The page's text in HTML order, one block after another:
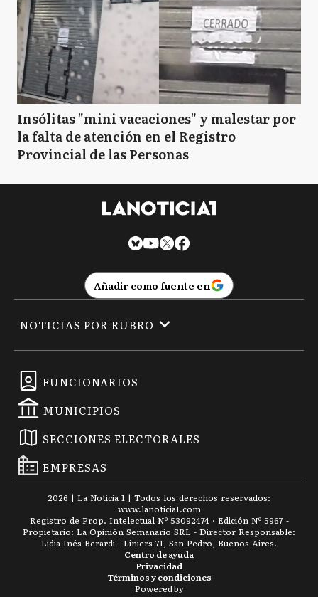
Insólitas "mini vacaciones" y malestar por
la falta de atención en el Registro
Provincial de las Personas
Añadir como fuente en
FUNCIONARIOS
MUNICIPIOS
SECCIONES ELECTORALES
EMPRESAS
NOTICIAS POR RUBRO
2026 | La Noticia 1 | Todos los derechos reservados:
www.lanoticia1.com
Registro de Prop. Intelectual Nº 53092474 · Edición Nº 5967 -
Propietario: La Opinión Semanario SRL - Director Responsable:
Lidia Inés Berardi - Liniers 71, San Pedro, Buenos Aires.
Términos y condiciones
Privacidad
Centro de ayuda
Powered by